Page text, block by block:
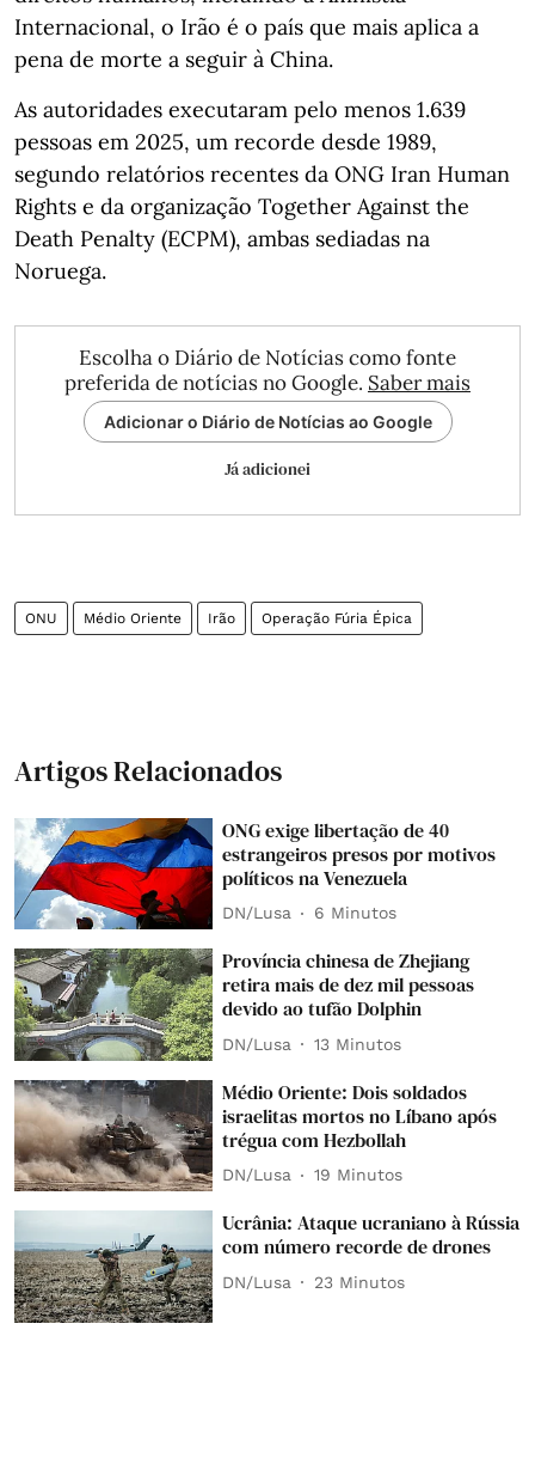
Internacional, o Irão é o país que mais aplica a
pena de morte a seguir à China.
As autoridades executaram pelo menos 1.639
pessoas em 2025, um recorde desde 1989,
segundo relatórios recentes da ONG Iran Human
Rights e da organização Together Against the
Death Penalty (ECPM), ambas sediadas na
Noruega.
Escolha o Diário de Notícias como fonte
preferida de notícias no Google. Saber mais
Adicionar o Diário de Notícias ao Google
Já adicionei
ONU Médio Oriente Irão Operação Fúria Épica
Artigos Relacionados
ONG exige libertação de 40
estrangeiros presos por motivos
políticos na Venezuela
DN/Lusa 6 Minutos
Província chinesa de Zhejiang
retira mais de dez mil pessoas
devido ao tufão Dolphin
DN/Lusa 13 Minutos
Médio Oriente: Dois soldados
israelitas mortos no Líbano após
trégua com Hezbollah
DN/Lusa 19 Minutos
Ucrânia: Ataque ucraniano à Rússia
com número recorde de drones
DN/Lusa 23 Minutos